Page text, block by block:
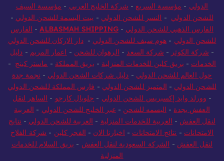
الدولي - مؤسسة السريع - شركة الخليج العربي - مؤسسة السيف
للشحن الدولي - النسر للشحن الدولي - بيت البسمة للشحن الدولي -
الفارس الذهبي للشحن الدولي -
ALBASMAH SHIPPING
- الفارس
للشحن الدولي - هوم سيف للشحن الدولي -دار الاركان للشحن الدولي
- شركة الكوثر - شركة السعد - الرهوان للشحن - اعمار المريم - دليل
الخدمات - بريق كلين للخدمات المنزلية - بريق المملكة - ماستر كينج -
حول العالم للشحن الدولي - دليل شركات الشحن الدولي - نجمة جدة
للشحن الدولي - المتميز للشحن الدولي - فارس المملكة للشحن الدولي
- وورلد وايد إكسبريس للشحن الدولي - جلوبال كارجو - الساهر لنقل
العفش بجدة - البسمه للشحن - عبر الخليج للشحن الدولي - العربية
لنقل العفش - العربية للخدمات المنزلية - العربية للشحن الدولي - نتايج
الامتحانات - نتائج الامتحانات - اخبارنا الان - الفجر كلين - شركة الفلاح
لنقل العفش - الشركة السعودية لنقل العفش - بريق السلام للخدمات
المنزلية